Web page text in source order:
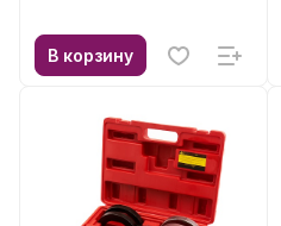
В корзину